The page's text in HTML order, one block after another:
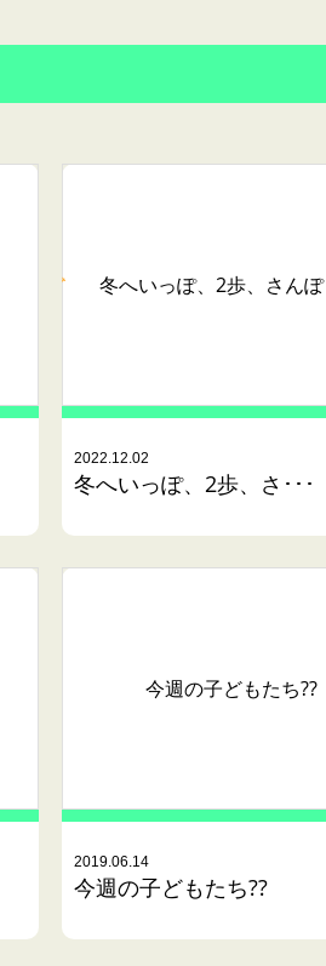
冬へいっぽ、2歩、さんぽ
2022.12.02
冬へいっぽ、2歩、さ･･･
今週の子どもたち??
2019.06.14
今週の子どもたち??